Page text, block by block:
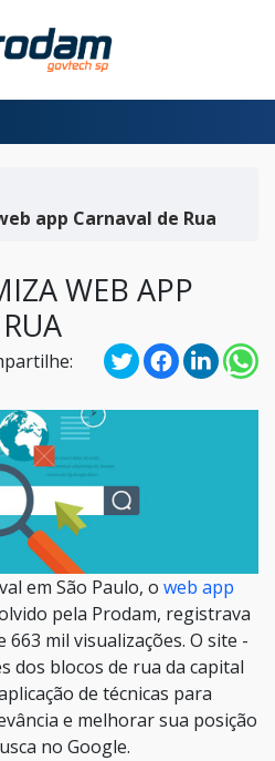
app Carnaval de Rua
WEB APP
em São Paulo, o web app
pela Prodam, registrava
663 mil visualizações. O site -
dos blocos de rua da capital
de técnicas para
e melhorar sua posição
no Google.